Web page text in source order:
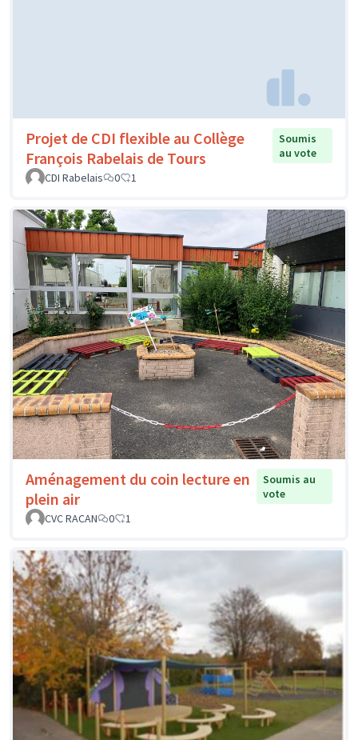
Projet de CDI flexible au Collège
François Rabelais de Tours
Soumis
au vote
CDI Rabelais
0 1
Aménagement du coin lecture en
plein air
Soumis au
vote
CVC RACAN
0 1